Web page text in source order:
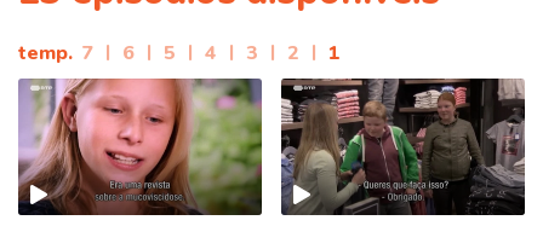
temp. 7 | 6 | 5 | 4 | 3 | 2 | 1